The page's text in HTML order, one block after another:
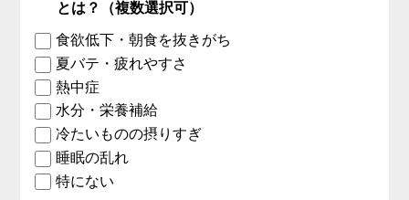
とは？（複数選択可）
食欲低下・朝食を抜きがち
夏バテ・疲れやすさ
熱中症
水分・栄養補給
冷たいものの摂りすぎ
睡眠の乱れ
特にない